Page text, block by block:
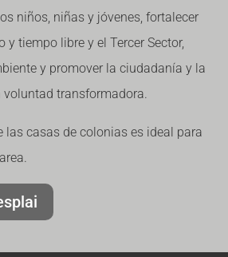
niños, niñas y jóvenes, fortalecer
y tiempo libre y el Tercer Sector,
y promover la ciudadanía y la
transformadora.
las casas de colonias es ideal para